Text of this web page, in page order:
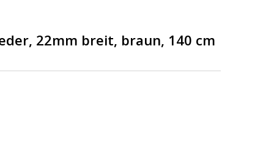
22mm breit, braun, 140 cm